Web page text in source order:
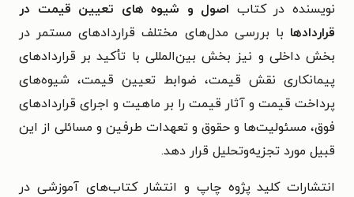
نویسنده در کتاب اصول و شیوه ‌های تعیین قیمت در
قراردادها با بررسی مدل‌های مختلف قراردادهای مستمر در
بخش داخلی و نیز بخش بین‌المللی با تأکید بر قراردادهای
پیمانکاری نقش قیمت، ضوابط تعیین قیمت، شیوه‌های
پرداخت قیمت و آثار قیمت را بر ماهیت و اجرای قراردادهای
فوق، مسئولیت‌ها و حقوق و تعهدات طرفین و مسائلی از این
قبیل مورد تجزیه‌وتحلیل قرار دهد.
انتشارات کلید پژوه چاپ و انتشار کتاب‌های آموزشی در